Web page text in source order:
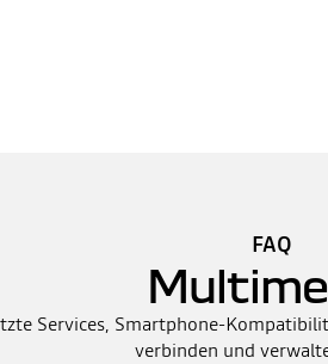
FAQ
Services, Smartphone-
verbinden und